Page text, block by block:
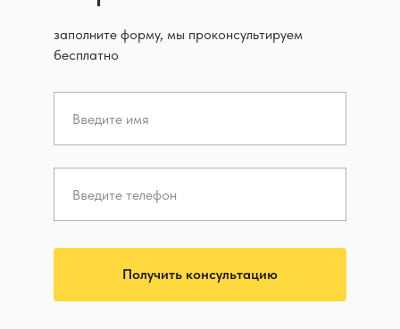
заполните форму, мы проконсультируем
бесплатно
Получить консультацию